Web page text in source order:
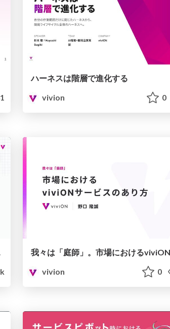
ハーネスは階層で進化する
vivion
0
ク
vivion
0